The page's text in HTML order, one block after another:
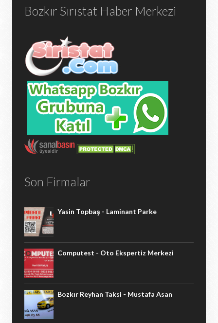
Bozkır Sırıstat Haber Merkezi
Son Firmalar
Yasin Topbaş - Laminant Parke
Computest - Oto Ekspertiz Merkezi
Bozkır Reyhan Taksi - Mustafa Asan